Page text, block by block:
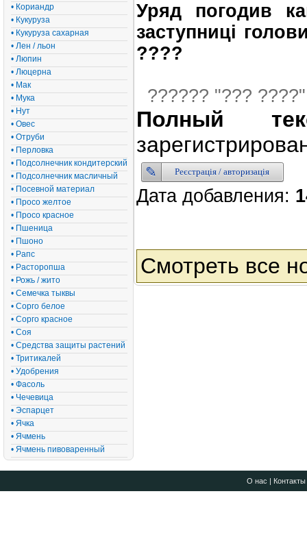
• Кориандр
• Кукуруза
• Кукуруза сахарная
• Лен / льон
• Люпин
• Люцерна
• Мак
• Мука
• Нут
• Овес
• Отруби
• Перловка
• Подсолнечник кондитерский
• Подсолнечник масличный
• Посевной материал
• Просо желтое
• Просо красное
• Пшеница
• Пшоно
• Рапс
• Расторопша
• Рожь / жито
• Семечка тыквы
• Сорго белое
• Сорго красное
• Соя
• Средства защиты растений
• Тритикалей
• Удобрения
• Фасоль
• Чечевица
• Эспарцет
• Ячка
• Ячмень
• Ячмень пивоваренный
Уряд погодив
заступниці
????
?????? "???
Полный
Реєстрація / авторизація
Дата добавления:
Смотреть все
О нас | Контакты